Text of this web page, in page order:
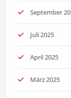
September
Juli 2025
April 2025
März 2025